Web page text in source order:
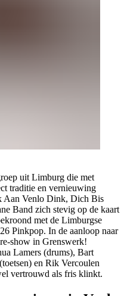
uit Limburg die met
traditie en vernieuwing
Aan Venlo Dink, Dich Bis
Band zich stevig op de kaart
met de Limburgse
Pinkpop. In de aanloop naar
show in Grenswerk!
Lamers (drums), Bart
en Rik Vercoulen
vertrouwd als fris klinkt.